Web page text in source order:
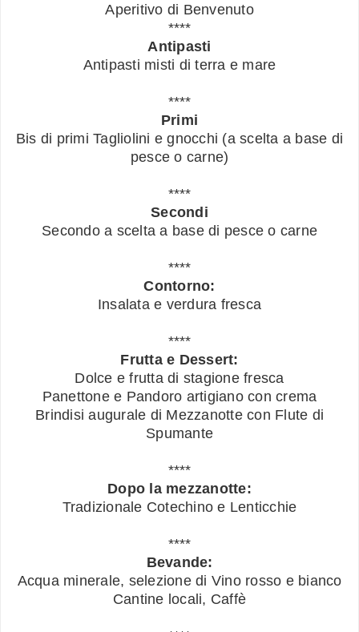
Aperitivo di Benvenuto
****
Antipasti
Antipasti misti di terra e mare
****
Primi
Bis di primi Tagliolini e gnocchi (a scelta a base di
pesce o carne)
****
Secondi
Secondo a scelta a base di pesce o carne
****
Contorno:
Insalata e verdura fresca
****
Frutta e Dessert:
Dolce e frutta di stagione fresca
Panettone e Pandoro artigiano con crema
Brindisi augurale di Mezzanotte con Flute di
Spumante
****
Dopo la mezzanotte:
Tradizionale Cotechino e Lenticchie
****
Bevande:
Acqua minerale, selezione di Vino rosso e bianco
Cantine locali, Caffè